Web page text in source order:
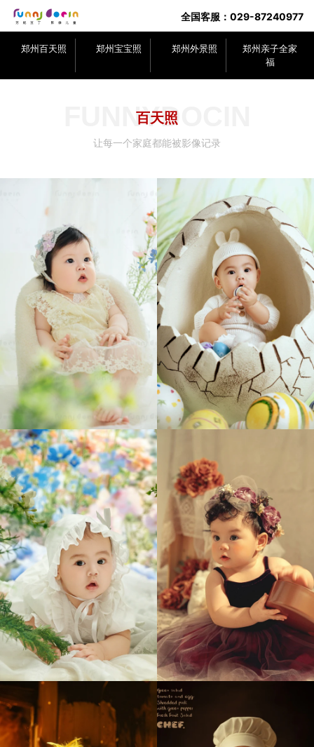
全国客服：029-87240977
郑州百天照 郑州宝宝照 郑州外景照
郑州亲子全家
福
百天照
FUNNYDOCIN
让每一个家庭都能被影像记录